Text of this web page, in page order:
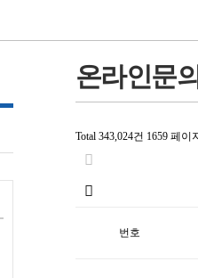
온라인문
Total 343,024건 1659 페이
번호